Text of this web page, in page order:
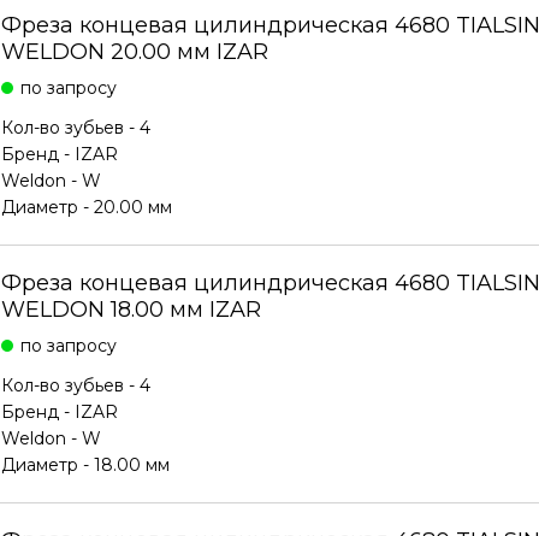
Фреза концевая цилиндрическая 4680 TIALSIN
WELDON 20.00 мм IZAR
по запросу
Кол-во зубьев - 4
Бренд - IZAR
Weldon - W
Диаметр - 20.00 мм
Фреза концевая цилиндрическая 4680 TIALSIN
WELDON 18.00 мм IZAR
по запросу
Кол-во зубьев - 4
Бренд - IZAR
Weldon - W
Диаметр - 18.00 мм